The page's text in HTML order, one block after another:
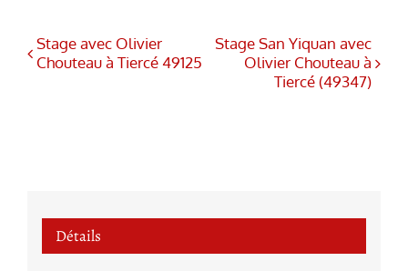
Stage avec Olivier
Chouteau à Tiercé 49125
Stage San Yiquan avec
Olivier Chouteau à
Tiercé (49347)
Détails